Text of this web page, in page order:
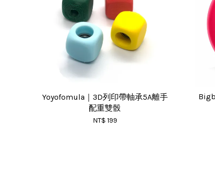
Yoyofomula｜3D列印帶軸承5A離手
配重雙骰
NT$ 199